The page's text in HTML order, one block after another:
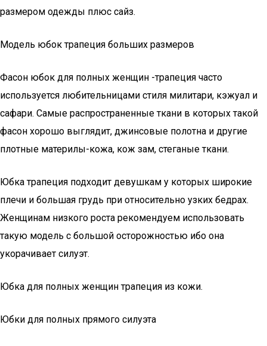
размером одежды плюс сайз.
Модель юбок трапеция больших размеров
Фасон юбок для полных женщин -трапеция часто
используется любительницами стиля милитари, кэжуал и
сафари. Самые распространенные ткани в которых такой
фасон хорошо выглядит, джинсовые полотна и другие
плотные материлы-кожа, кож зам, стеганые ткани.
Юбка трапеция подходит девушкам у которых широкие
плечи и большая грудь при относительно узких бедрах.
Женщинам низкого роста рекомендуем использовать
такую модель с большой осторожностью ибо она
укорачивает силуэт.
Юбка для полных женщин трапеция из кожи.
Юбки для полных прямого силуэта